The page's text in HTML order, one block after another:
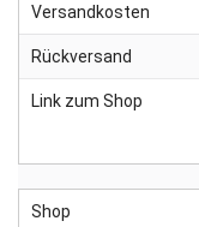
Versandkosten
Rückversand
Link zum Shop
Shop